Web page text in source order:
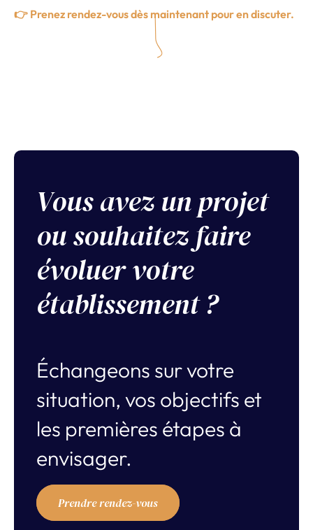
👉 Prenez rendez-vous dès maintenant pour en discuter.
Vous avez un projet
ou souhaitez faire
évoluer votre
établissement ?
Échangeons sur votre
situation, vos objectifs et
les premières étapes à
envisager.
Prendre rendez-vous